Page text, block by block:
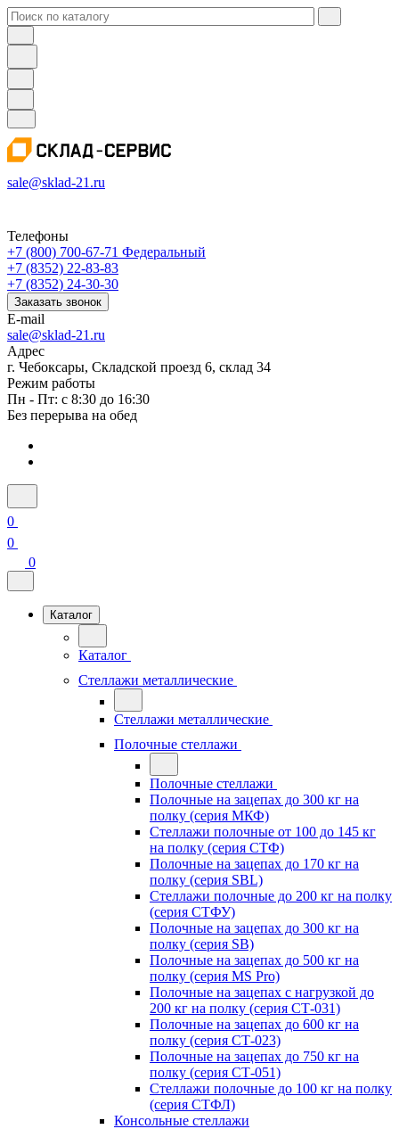
sale@sklad-21.ru
Телефоны
+7 (800) 700-67-71 Федеральный
+7 (8352) 22-83-83
+7 (8352) 24-30-30
Заказать звонок
E-mail
sale@sklad-21.ru
Адрес
г. Чебоксары, Складской проезд 6, склад 34
Режим работы
Пн - Пт: с 8:30 до 16:30
Без перерыва на обед
0
0
0
Каталог
Каталог
Стеллажи металлические
Стеллажи металлические
Полочные стеллажи
Полочные стеллажи
Полочные на зацепах до 300 кг на
полку (серия МКФ)
Стеллажи полочные от 100 до 145 кг
на полку (серия СТФ)
Полочные на зацепах до 170 кг на
полку (серия SBL)
Стеллажи полочные до 200 кг на полку
(серия СТФУ)
Полочные на зацепах до 300 кг на
полку (серия SB)
Полочные на зацепах до 500 кг на
полку (серия MS Pro)
Полочные на зацепах с нагрузкой до
200 кг на полку (серия СТ-031)
Полочные на зацепах до 600 кг на
полку (серия СТ-023)
Полочные на зацепах до 750 кг на
полку (серия СТ-051)
Стеллажи полочные до 100 кг на полку
(серия СТФЛ)
Консольные стеллажи